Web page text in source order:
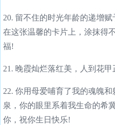
20. 留不住的时光年龄的递增
在这张温馨的卡片上，涂抹得
福!
21. 晚霞灿烂落红美，人到花甲
22. 你用母爱哺育了我的魂魄
泉，你的眼里系着我生命的希
你，祝你生日快乐!